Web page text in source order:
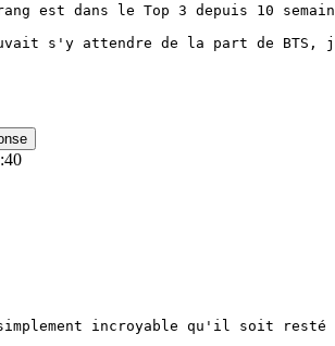
est dans le Top 3 depuis 10
s'y attendre de la part de
incroyable qu'il soit resté